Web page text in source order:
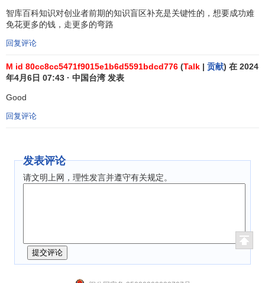
由的百科全书。向MBA智库百科提交侵犯著作权的作品对我
们筑建一部可由任何人发布的自由经济管理百科全书的目标
构成威胁，并可能引起法律问题。
尊重其他参与者：
创建、修改和评论。由于参与者来自不同的国家、地区及拥
有不同的文化、立场及观点。尊重他人是我们有效建筑一部
【详细参看 MBA智库百科:编辑守则 和
】
MBA智库百科的目标是提供每一个人都可以自由使用的
百科全书格式的信息。也就是说，MBA智库百科的内容可以
智库百科知识对创业者前期的知识盲区补充是关键性的，想要成功难
免花更多的钱，走更多的弯路
回复评论
M id 80cc8cc5471f9015e1b6d5591bdcd776 (Talk | 贡献) 在 2024
年4月6日 07:43 · 中国台湾 发表
Good
回复评论
发表评论
请文明上网，理性发言并遵守有关规定。